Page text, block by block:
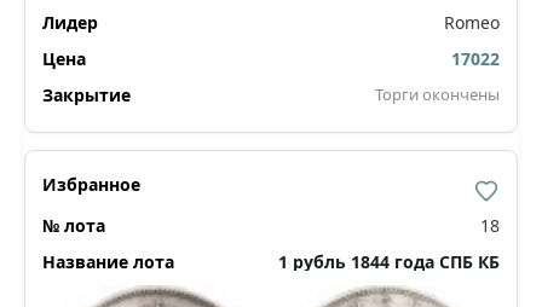
Romeo
17022
Торги окончены
18
1 рубль 1844 года СПБ КБ